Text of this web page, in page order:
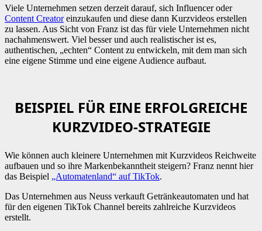
Viele Unternehmen setzen derzeit darauf, sich Influencer oder
Content Creatoreinzukaufen und diese dann Kurzvideos erstellen
zu lassen. Aus Sicht von Franz ist das für viele Unternehmen nicht
nachahmenswert. Viel besser und auch realistischer ist es,
authentischen, „echten“ Content zu entwickeln, mit dem man sich
eine eigene Stimme und eine eigene Audience aufbaut.
BEISPIEL FÜR EINE ERFOLGREICHE
KURZVIDEO-STRATEGIE
Wie können auch kleinere Unternehmen mit Kurzvideos Reichweite
aufbauen und so ihre Markenbekanntheit steigern? Franz nennt hier
das Beispiel „Automatenland“ auf TikTok.
Das Unternehmen aus Neuss verkauft Getränkeautomaten und hat
für den eigenen TikTok Channel bereits zahlreiche Kurzvideos
erstellt.